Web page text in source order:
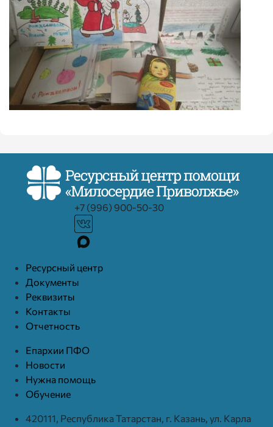
+7 (996) 900-50-30
Ресурcный центр
Документы
Реквизиты
Контакты
Отчетность
Епархии ПФО
Новости
Нужна помощь
Обучение
420111, Республика Татарстан, г. Казань, ул. Карла